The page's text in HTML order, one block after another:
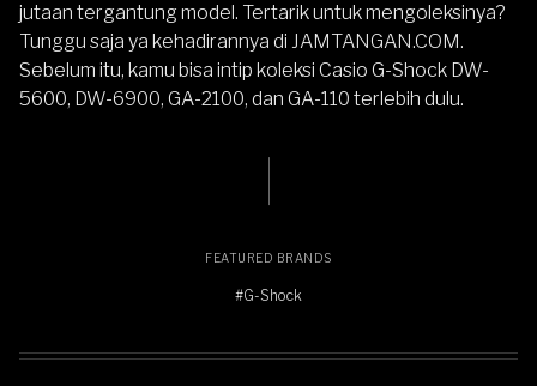
jutaan tergantung model. Tertarik untuk mengoleksinya?
Tunggu saja ya kehadirannya di JAMTANGAN.COM.
Sebelum itu, kamu bisa intip koleksi Casio G-Shock DW-
5600, DW-6900, GA-2100, dan GA-110 terlebih dulu.
FEATURED BRANDS
#G-Shock